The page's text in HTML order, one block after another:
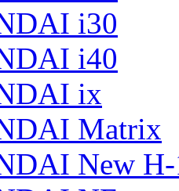
i30
i40
ix
Matrix
New